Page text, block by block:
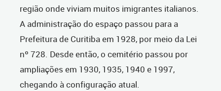
região onde viviam muitos imigrantes italianos.
A administração do espaço passou para a
Prefeitura de Curitiba em 1928, por meio da Lei
nº 728. Desde então, o cemitério passou por
ampliações em 1930, 1935, 1940 e 1997,
chegando à configuração atual.